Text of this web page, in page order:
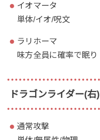
イオマータ
単体/イオ/呪文
ラリホーマ
味方全員に確率で眠り
ドラゴンライダー(右)
通常攻撃